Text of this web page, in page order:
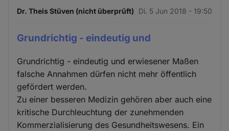
Dr. Theis Stüven (nicht überprüft) Di. 5 Jun 2018 - 19:50
Grundrichtig - eindeutig und
Grundrichtig - eindeutig und erwiesener Maßen
falsche Annahmen dürfen nicht mehr öffentlich
gefördert werden.
Zu einer besseren Medizin gehören aber auch eine
kritische Durchleuchtung der zunehmenden
Kommerzialisierung des Gesundheitswesens. Ein